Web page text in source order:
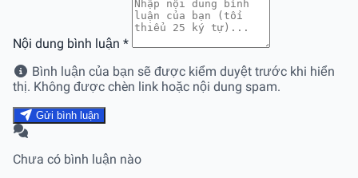
Nội dung bình luận *
Bình luận của bạn sẽ được kiểm duyệt trước khi hiển
thị. Không được chèn link hoặc nội dung spam.
Gửi bình luận
Chưa có bình luận nào